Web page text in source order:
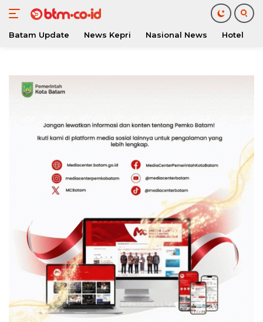
konten
Batam Update News Kepri Nasional News Hotel